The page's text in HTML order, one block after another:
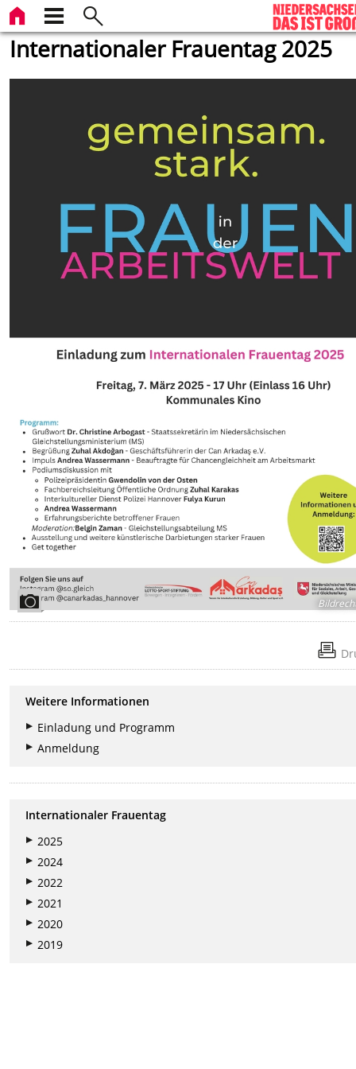
Internationaler Frauentag 2025
Weitere Informationen
Einladung und Programm
Anmeldung
Internationaler Frauentag
2025
2024
2022
2021
2020
2019